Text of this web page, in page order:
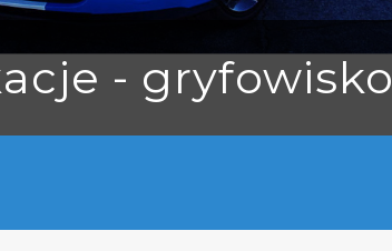
- gryfowisko